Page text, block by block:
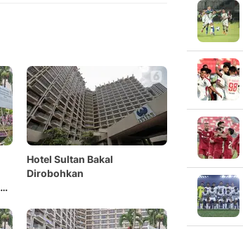
Hotel Sultan Bakal
Dirobohkan